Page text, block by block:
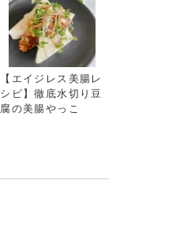
【エイジレス美腸レ
シピ】徹底水切り豆
腐の美腸やっこ